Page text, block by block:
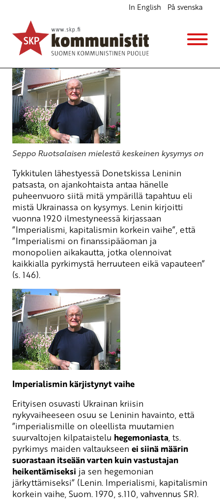
In English På svenska
UKRAINAN KRIISIN TAUSTOISTA
Blogi
28.8.2014 - 12:22
Seppo Ruotsalaisen mielestä keskeinen kysymys on
Tykkitulen lähestyessä Donetskissa Leninin
patsasta, on ajankohtaista antaa hänelle
puheenvuoro siitä mitä ympärillä tapahtuu eli
mistä Ukrainassa on kysymys. Lenin kirjoitti
vuonna 1920 ilmestyneessä kirjassaan
”Imperialismi, kapitalismin korkein vaihe”, että
”Imperialismi on finanssipääoman ja
monopolien aikakautta, jotka olennoivat
kaikkialla pyrkimystä herruuteen eikä vapauteen”
(s. 146).
Imperialismin kärjistynyt vaihe
Erityisen osuvasti Ukrainan kriisin
nykyvaiheeseen osuu se Leninin havainto, että
”imperialismille on oleellista muutamien
suurvaltojen kilpataistelu hegemoniasta, ts.
pyrkimys maiden valtaukseen ei siinä määrin
suorastaan itseään varten kuin vastustajan
heikentämiseksi ja sen hegemonian
järkyttämiseksi” (Lenin. Imperialismi, kapitalismin
korkein vaihe, Suom. 1970, s.110, vahvennus SR).